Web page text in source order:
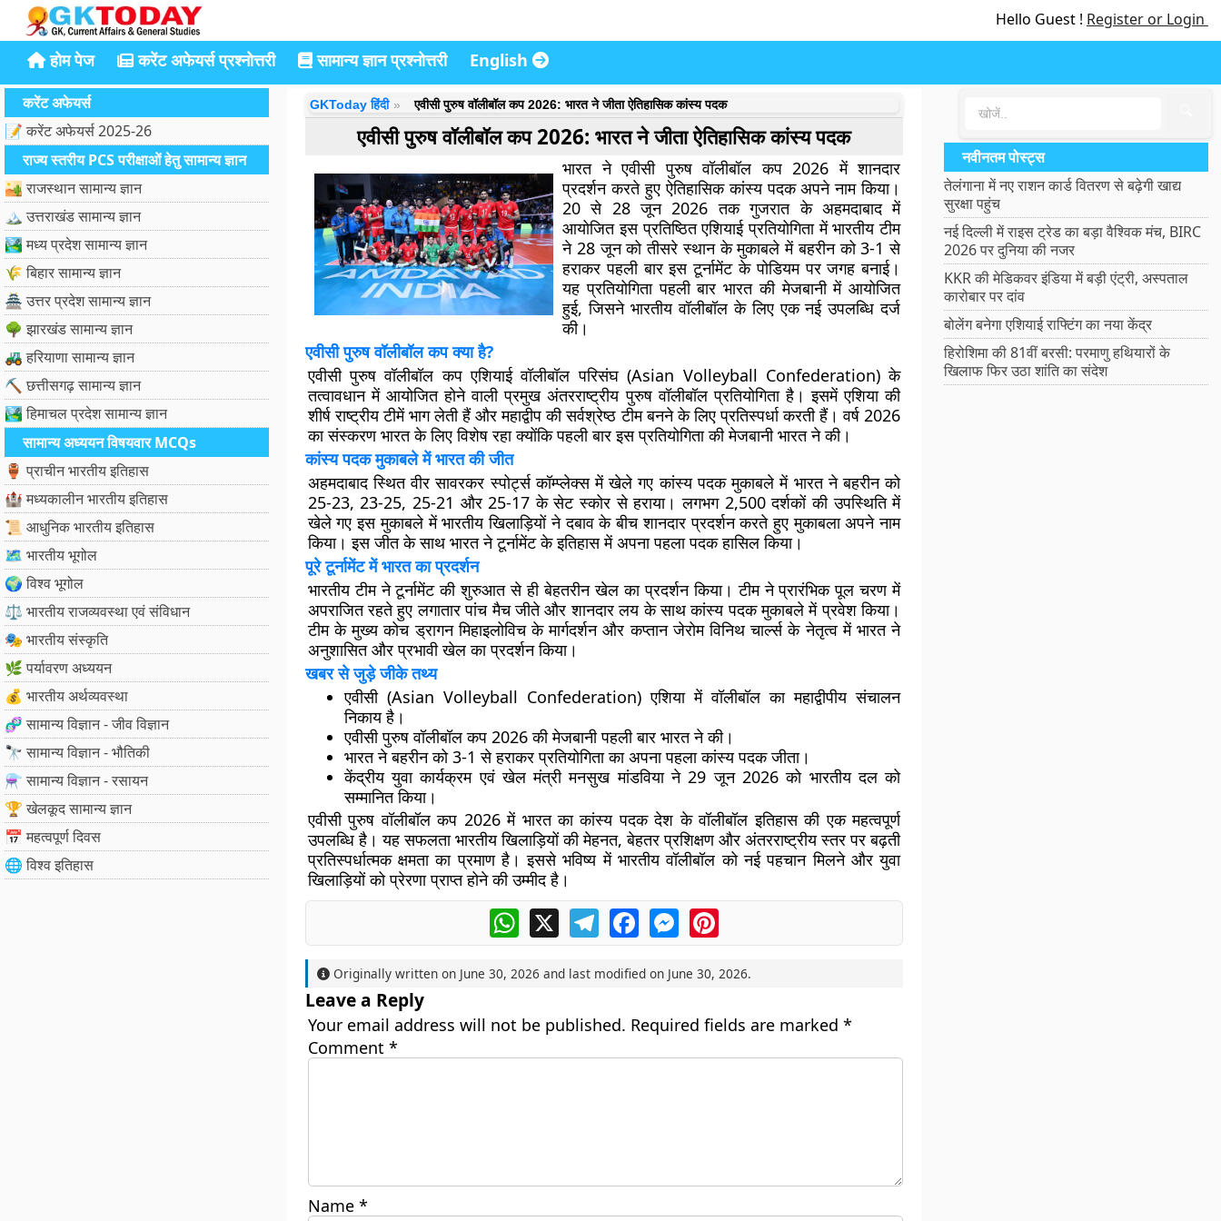
Hello Guest ! Register or Login
होम पेज करेंट अफेयर्स प्रश्नोत्तरी सामान्य ज्ञान प्रश्नोत्तरी English
करेंट अफेयर्स
📝 करेंट अफेयर्स 2025-26
राज्य स्तरीय PCS परीक्षाओं हेतु सामान्य ज्ञान
🏜️ राजस्थान सामान्य ज्ञान
🏔️ उत्तराखंड सामान्य ज्ञान
🏞️ मध्य प्रदेश सामान्य ज्ञान
🌾 बिहार सामान्य ज्ञान
🏯 उत्तर प्रदेश सामान्य ज्ञान
🌳 झारखंड सामान्य ज्ञान
🚜 हरियाणा सामान्य ज्ञान
⛏️ छत्तीसगढ़ सामान्य ज्ञान
🏞️ हिमाचल प्रदेश सामान्य ज्ञान
सामान्य अध्ययन विषयवार MCQs
🏺 प्राचीन भारतीय इतिहास
🏰 मध्यकालीन भारतीय इतिहास
📜 आधुनिक भारतीय इतिहास
🗺️ भारतीय भूगोल
🌍 विश्व भूगोल
⚖️ भारतीय राजव्यवस्था एवं संविधान
🎭 भारतीय संस्कृति
🌿 पर्यावरण अध्ययन
💰 भारतीय अर्थव्यवस्था
🧬 सामान्य विज्ञान - जीव विज्ञान
🔭 सामान्य विज्ञान - भौतिकी
⚗️ सामान्य विज्ञान - रसायन
🏆 खेलकूद सामान्य ज्ञान
📅 महत्वपूर्ण दिवस
🌐 विश्व इतिहास
GKToday हिंदी एवीसी पुरुष वॉलीबॉल कप 2026: भारत ने जीता ऐतिहासिक कांस्य पदक
एवीसी पुरुष वॉलीबॉल कप 2026: भारत ने जीता ऐतिहासिक कांस्य पदक
भारत नेएवीसी पुरुष वॉलीबॉल कप 2026 में शानदार
प्रदर्शन करते हुए ऐतिहासिक कांस्य पदक अपने नाम किया।
20 से 28 जून 2026 तक गुजरात के अहमदाबाद में
आयोजित इस प्रतिष्ठित एशियाई प्रतियोगिता में भारतीय टीम
ने 28 जून को तीसरे स्थान के मुकाबले में बहरीन को 3-1 से
हराकर पहली बार इस टूर्नामेंट के पोडियम पर जगह बनाई।
यह प्रतियोगिता पहली बार भारत की मेजबानी में आयोजित
हुई, जिसने भारतीय वॉलीबॉल के लिए एक नई उपलब्धि दर्ज
की।
एवीसी पुरुष वॉलीबॉल कप क्या है?
एवीसी पुरुष वॉलीबॉल कप एशियाई वॉलीबॉल परिसंघ (Asian Volleyball Confederation) के
तत्वावधान में आयोजित होने वाली प्रमुख अंतरराष्ट्रीय पुरुष वॉलीबॉल प्रतियोगिता है। इसमें एशिया की
शीर्ष राष्ट्रीय टीमें भाग लेती हैं और महाद्वीप की सर्वश्रेष्ठ टीम बनने के लिए प्रतिस्पर्धा करती हैं। वर्ष 2026
का संस्करण भारत के लिए विशेष रहा क्योंकि पहली बार इस प्रतियोगिता की मेजबानी भारत ने की।
कांस्य पदक मुकाबले में भारत की जीत
अहमदाबाद स्थितवीर सावरकर स्पोर्ट्स कॉम्प्लेक्समें खेले गए कांस्य पदक मुकाबले में भारत ने बहरीन को
25-23, 23-25, 25-21 और 25-17 के सेट स्कोर से हराया। लगभग 2,500 दर्शकों की उपस्थिति में
खेले गए इस मुकाबले में भारतीय खिलाड़ियों ने दबाव के बीच शानदार प्रदर्शन करते हुए मुकाबला अपने नाम
किया। इस जीत के साथ भारत ने टूर्नामेंट के इतिहास में अपना पहला पदक हासिल किया।
पूरे टूर्नामेंट में भारत का प्रदर्शन
भारतीय टीम ने टूर्नामेंट की शुरुआत से ही बेहतरीन खेल का प्रदर्शन किया। टीम ने प्रारंभिक पूल चरण में
अपराजित रहते हुए लगातार पांच मैच जीते और शानदार लय के साथ कांस्य पदक मुकाबले में प्रवेश किया।
टीम के मुख्य कोचड्रागन मिहाइलोविचके मार्गदर्शन और कप्तानजेरोम विनिथ चार्ल्सके नेतृत्व में भारत ने
अनुशासित और प्रभावी खेल का प्रदर्शन किया।
खबर से जुड़े जीके तथ्य
एवीसी (Asian Volleyball Confederation) एशिया में वॉलीबॉल का महाद्वीपीय संचालन
निकाय है।
एवीसी पुरुष वॉलीबॉल कप 2026 की मेजबानी पहली बार भारत ने की।
भारत ने बहरीन को 3-1 से हराकर प्रतियोगिता का अपना पहला कांस्य पदक जीता।
केंद्रीय युवा कार्यक्रम एवं खेल मंत्री मनसुख मांडविया ने 29 जून 2026 को भारतीय दल को
सम्मानित किया।
एवीसी पुरुष वॉलीबॉल कप 2026 में भारत का कांस्य पदक देश के वॉलीबॉल इतिहास की एक महत्वपूर्ण
उपलब्धि है। यह सफलता भारतीय खिलाड़ियों की मेहनत, बेहतर प्रशिक्षण और अंतरराष्ट्रीय स्तर पर बढ़ती
प्रतिस्पर्धात्मक क्षमता का प्रमाण है। इससे भविष्य में भारतीय वॉलीबॉल को नई पहचान मिलने और युवा
खिलाड़ियों को प्रेरणा प्राप्त होने की उम्मीद है।
WhatsApp
X TelegramFacebookMessengerPinterest
Originally written on June 30, 2026 and last modified on June 30, 2026.
Leave a Reply
Your email address will not be published. Required fields are marked *
Comment *
Name *
नवीनतम पोस्ट्स
तेलंगाना में नए राशन कार्ड वितरण से बढ़ेगी खाद्य
सुरक्षा पहुंच
नई दिल्ली में राइस ट्रेड का बड़ा वैश्विक मंच, BIRC
2026 पर दुनिया की नजर
KKR की मेडिकवर इंडिया में बड़ी एंट्री, अस्पताल
कारोबार पर दांव
बोलेंग बनेगा एशियाई राफ्टिंग का नया केंद्र
हिरोशिमा की 81वीं बरसी: परमाणु हथियारों के
खिलाफ फिर उठा शांति का संदेश